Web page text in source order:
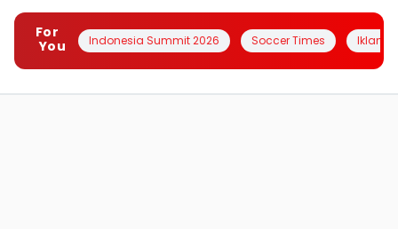
For
You
Indonesia Summit 2026 Soccer Times Iklanin